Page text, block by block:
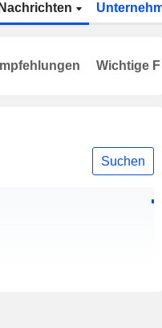
Nachrichten
Suchen
Wichtige